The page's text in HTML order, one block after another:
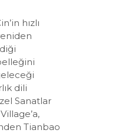
hızlı
dili
Sanatlar
Tianbao